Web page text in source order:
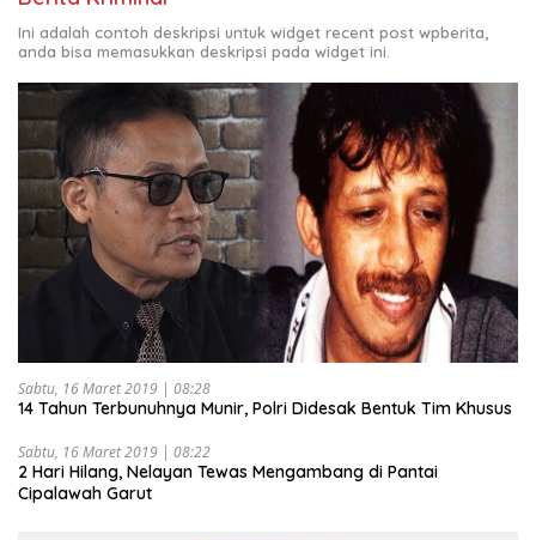
Ini adalah contoh deskripsi untuk widget recent post wpberita,
anda bisa memasukkan deskripsi pada widget ini.
Sabtu, 16 Maret 2019 | 08:28
14 Tahun Terbunuhnya Munir, Polri Didesak Bentuk Tim Khusus
Sabtu, 16 Maret 2019 | 08:22
2 Hari Hilang, Nelayan Tewas Mengambang di Pantai
Cipalawah Garut